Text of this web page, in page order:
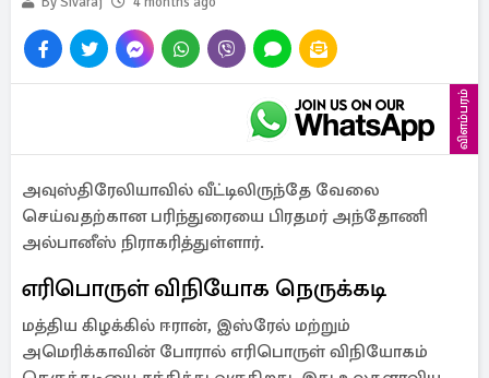
விளம்பரம்
அவுஸ்திரேலியாவில் வீட்டிலிருந்தே வேலை
செய்வதற்கான பரிந்துரையை பிரதமர் அந்தோணி
அல்பானீஸ் நிராகரித்துள்ளார்.
எரிபொருள் விநியோக நெருக்கடி
மத்திய கிழக்கில் ஈரான், இஸ்ரேல் மற்றும்
அமெரிக்காவின் போரால் எரிபொருள் விநியோகம்